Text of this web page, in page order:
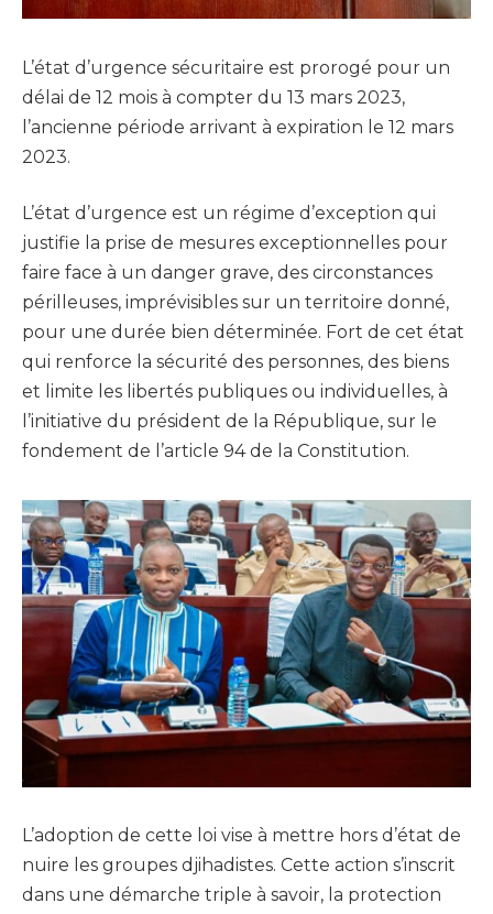
L’état d’urgence sécuritaire est prorogé pour un
délai de 12 mois à compter du 13 mars 2023,
l’ancienne période arrivant à expiration le 12 mars
2023.
L’état d’urgence est un régime d’exception qui
justifie la prise de mesures exceptionnelles pour
faire face à un danger grave, des circonstances
périlleuses, imprévisibles sur un territoire donné,
pour une durée bien déterminée. Fort de cet état
qui renforce la sécurité des personnes, des biens
et limite les libertés publiques ou individuelles, à
l’initiative du président de la République, sur le
fondement de l’article 94 de la Constitution.
L’adoption de cette loi vise à mettre hors d’état de
nuire les groupes djihadistes. Cette action s’inscrit
dans une démarche triple à savoir, la protection